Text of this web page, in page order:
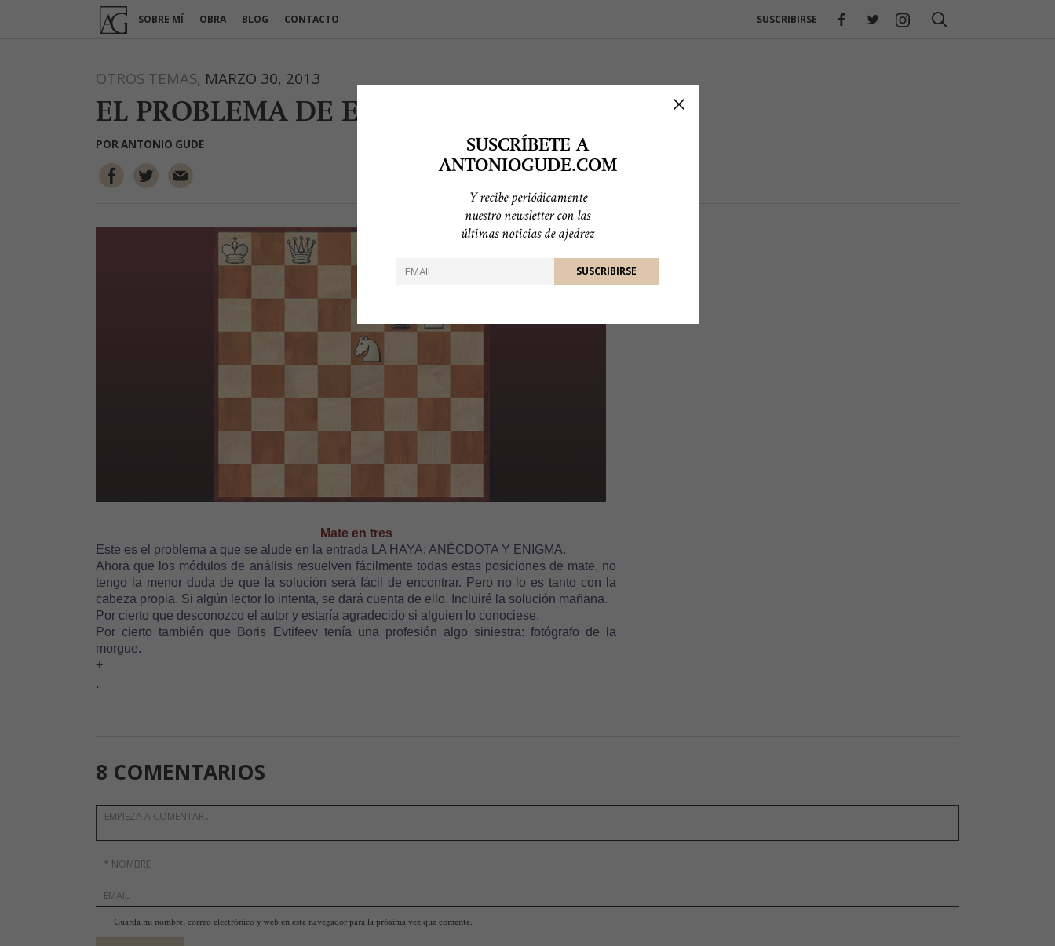
SUSCRÍBETE A
ANTONIOGUDE.COM
Y recibe periódicamente
nuestro newsletter con las
últimas noticias de ajedrez
SOBRE MÍ OBRA BLOG CONTACTO SUSCRIBIRSE
OTROS TEMAS, MARZO 30, 2013
EL PROBLEMA DE EVTIFEEV
PORANTONIO GUDE
Mate en tres
Este es el problema a que se alude en la entrada LA HAYA: ANÉCDOTA Y ENIGMA.
Ahora que los módulos de análisis resuelven fácilmente todas estas posiciones de mate, no
tengo la menor duda de que la solución será fácil de encontrar. Pero no lo es tanto con la
cabeza propia. Si algún lector lo intenta, se dará cuenta de ello. Incluiré la solución mañana.
Por cierto que desconozco el autor y estaría agradecido si alguien lo conociese.
Por cierto también que Boris Evtifeev tenía una profesión algo siniestra: fotógrafo de la
morgue.
+
.
8 COMENTARIOS
Guarda mi nombre, correo electrónico y web en este navegador para la próxima vez que comente.